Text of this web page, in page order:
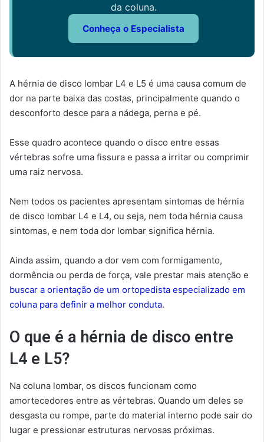
da coluna.
Conheça o Especialista
A hérnia de disco lombar L4 e L5 é uma causa comum de
dor na parte baixa das costas, principalmente quando o
desconforto desce para a nádega, perna e pé.
Esse quadro acontece quando o disco entre essas
vértebras sofre uma fissura e passa a irritar ou comprimir
uma raiz nervosa.
Nem todos os pacientes apresentam sintomas de hérnia
de disco lombar L4 e L4, ou seja, nem toda hérnia causa
sintomas, e nem toda dor lombar significa hérnia.
Ainda assim, quando a dor vem com formigamento,
dormência ou perda de força, vale prestar mais atenção e
buscar a orientação de um ortopedista especializado em
coluna para definir a melhor conduta.
O que é a hérnia de disco entre
L4 e L5?
Na coluna lombar, os discos funcionam como
amortecedores entre as vértebras. Quando um deles se
desgasta ou rompe, parte do material interno pode sair do
lugar e pressionar estruturas nervosas próximas.